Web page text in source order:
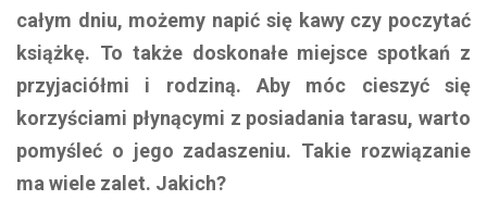
całym dniu, możemy napić się kawy czy poczytać
książkę. To także doskonałe miejsce spotkań z
przyjaciółmi i rodziną. Aby móc cieszyć się
korzyściami płynącymi z posiadania tarasu, warto
pomyśleć o jego zadaszeniu. Takie rozwiązanie
ma wiele zalet. Jakich?